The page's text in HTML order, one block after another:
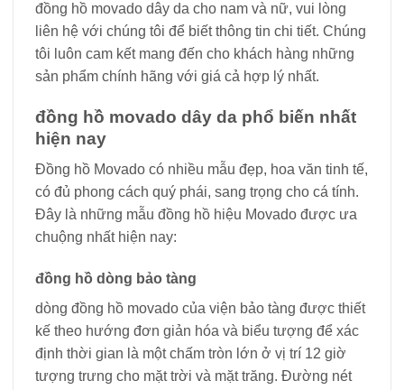
đồng hồ movado dây da cho nam và nữ, vui lòng
liên hệ với chúng tôi để biết thông tin chi tiết. Chúng
tôi luôn cam kết mang đến cho khách hàng những
sản phẩm chính hãng với giá cả hợp lý nhất.
đồng hồ movado dây da phổ biến nhất
hiện nay
Đồng hồ Movado có nhiều mẫu đẹp, hoa văn tinh tế,
có đủ phong cách quý phái, sang trọng cho cá tính.
Đây là những mẫu đồng hồ hiệu Movado được ưa
chuộng nhất hiện nay:
đồng hồ dòng bảo tàng
dòng đồng hồ movado của viện bảo tàng được thiết
kế theo hướng đơn giản hóa và biểu tượng để xác
định thời gian là một chấm tròn lớn ở vị trí 12 giờ
tượng trưng cho mặt trời và mặt trăng. Đường nét